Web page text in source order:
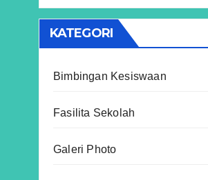
KATEGORI
Bimbingan Kesiswaan
Fasilita Sekolah
Galeri Photo